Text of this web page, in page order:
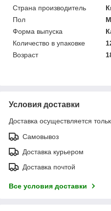
Страна производитель
Пол
Форма выпуска
Количество в упаковке
Возраст
Условия доставки
Доставка осуществляется
Самовывоз
Доставка курьером
Доставка почтой
Все условия доставки